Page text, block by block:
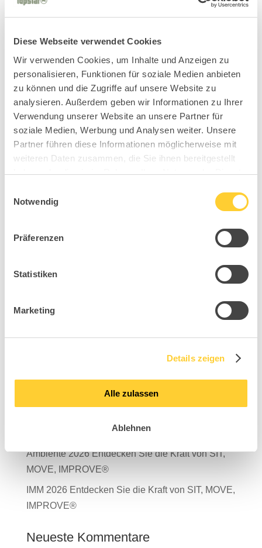
Diese Webseite verwendet Cookies
Wir verwenden Cookies, um Inhalte und Anzeigen zu
personalisieren, Funktionen für soziale Medien anbieten
zu können und die Zugriffe auf unsere Website zu
analysieren. Außerdem geben wir Informationen zu Ihrer
Verwendung unserer Website an unsere Partner für
soziale Medien, Werbung und Analysen weiter. Unsere
Partner führen diese Informationen möglicherweise mit
weiteren Daten zusammen, die Sie ihnen bereitgestellt
haben oder die sie im Rahmen Ihrer Nutzung der Dienste
Notwendig
Präferenzen
Statistiken
Marketing
Details zeigen
Alle zulassen
Ablehnen
Suchen
Nachhaltigkeitsbericht 2025 ist da!
TDR – Tag der Rückengesundheit 2026
Ambiente 2026 Entdecken Sie die Kraft von SIT,
MOVE, IMPROVE®
IMM 2026 Entdecken Sie die Kraft von SIT, MOVE,
IMPROVE®
Neueste Kommentare